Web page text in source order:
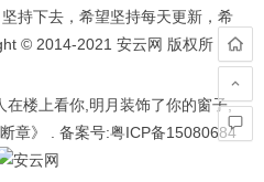
持下去，希望坚持每天更新，希
© 2014-2021 安云网 版权所
在楼上看你,明月装饰了你的窗子,
章》 . 备案号:粤ICP备15080684